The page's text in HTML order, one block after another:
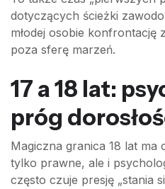
dotyczących ścieżki
młodej osobie konfrontację
poza sferę marzeń.
17 a 18 lat:
próg
Magiczna granica 18 lat ma
tylko prawne, ale i
często czuje presję „stania